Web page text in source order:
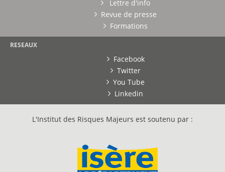
Lettre d'info
Revue de presse
Formations
RESEAUX
Facebook
Twitter
You Tube
Linkedin
L'Institut des Risques Majeurs est soutenu par :